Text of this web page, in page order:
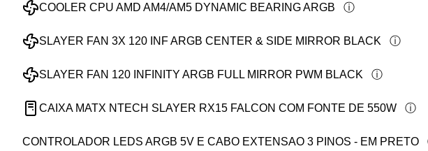
COOLER CPU AMD AM4/AM5 DYNAMIC BEARING ARGB
SLAYER FAN 3X 120 INF ARGB CENTER & SIDE MIRROR BLACK
SLAYER FAN 120 INFINITY ARGB FULL MIRROR PWM BLACK
CAIXA MATX NTECH SLAYER RX15 FALCON COM FONTE DE 550W
CONTROLADOR LEDS ARGB 5V E CABO EXTENSAO 3 PINOS - EM PRETO